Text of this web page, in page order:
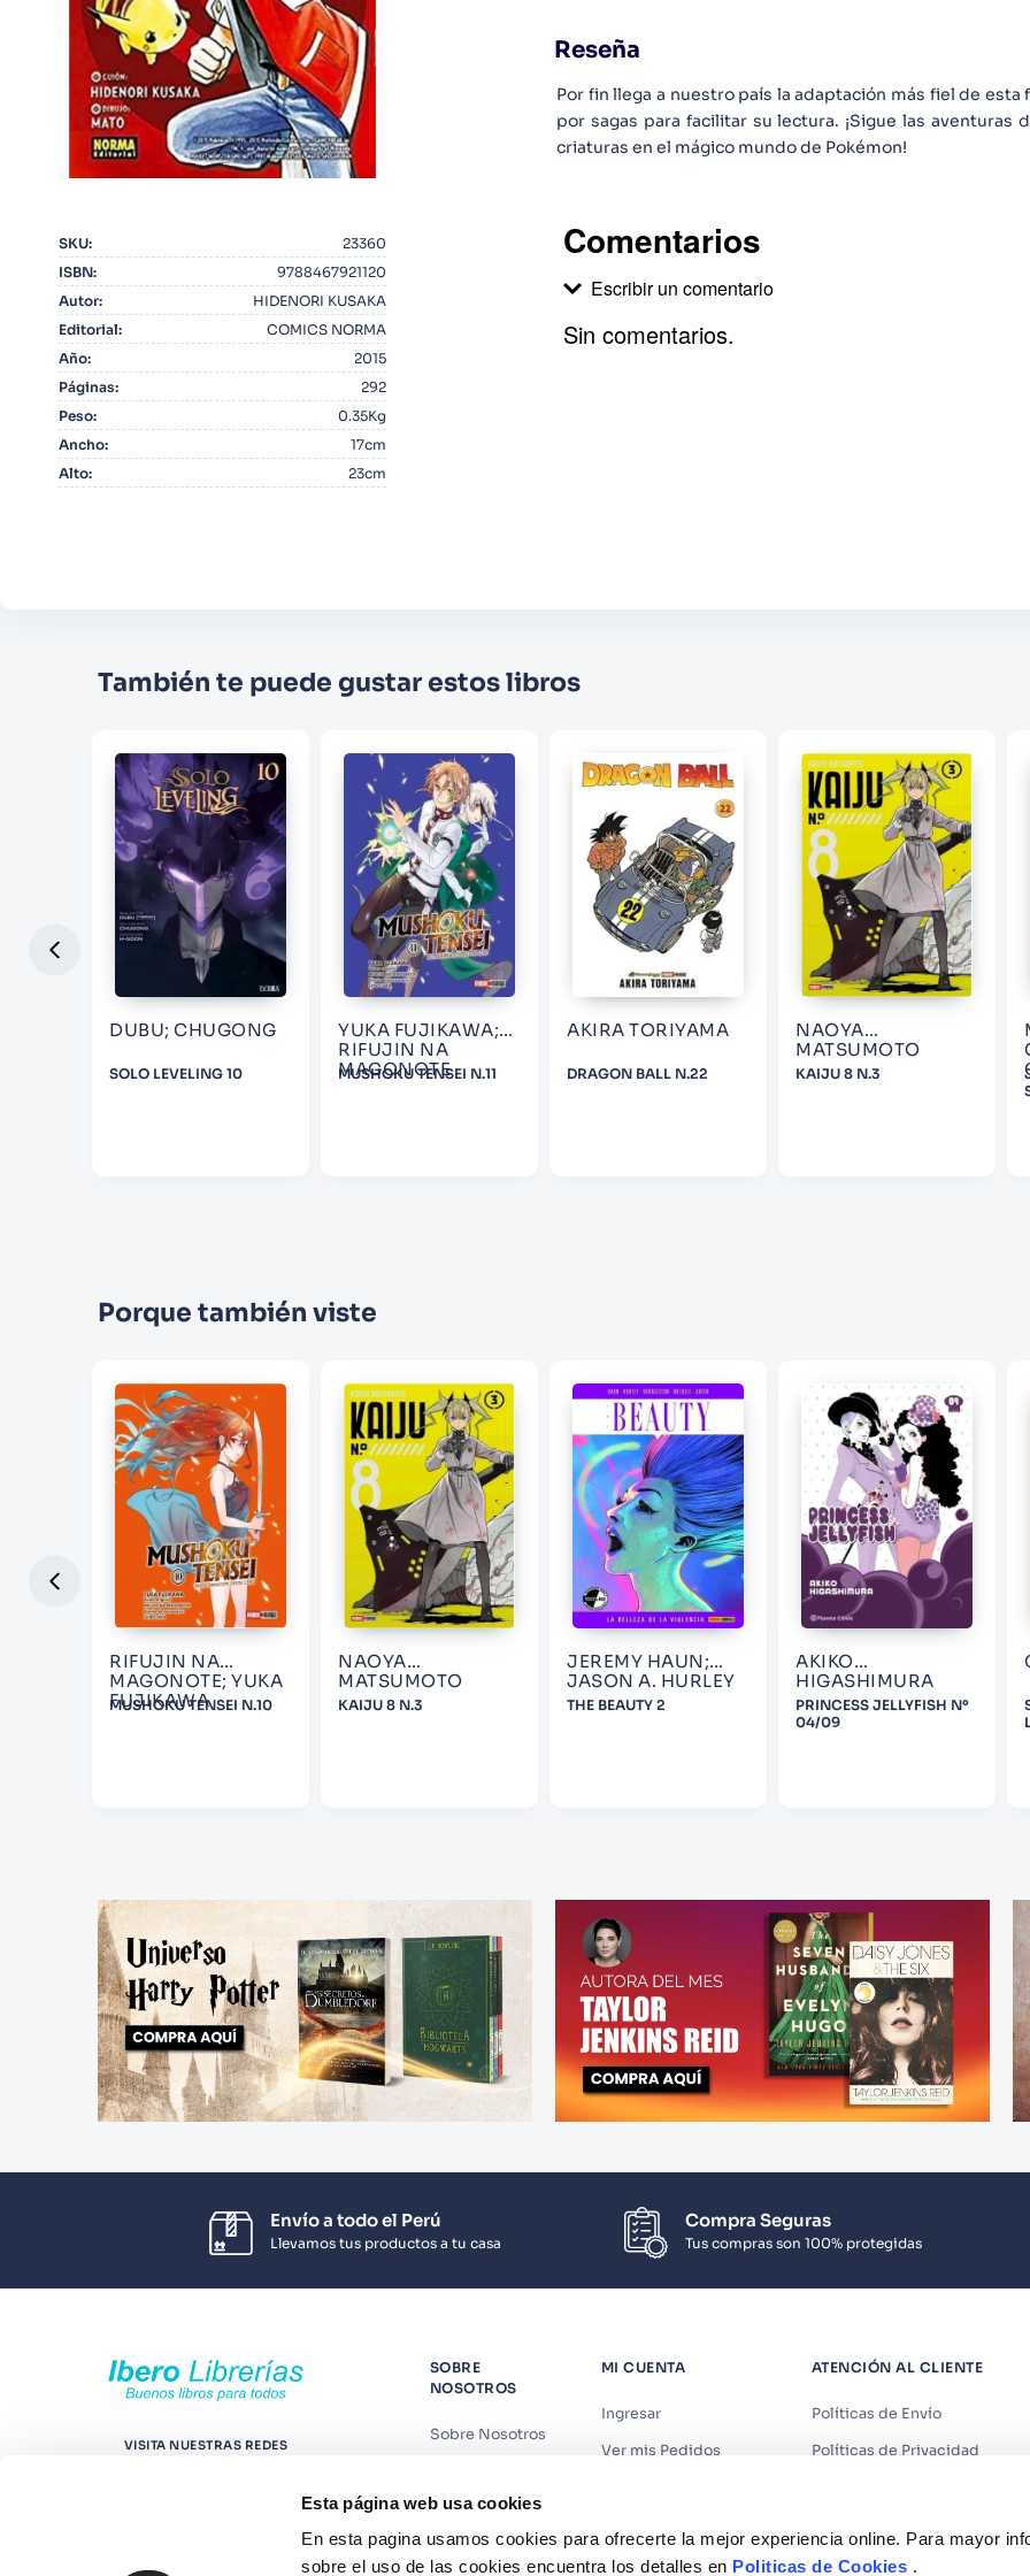
Esta página web usa cookies
En esta pagina usamos cookies para ofrecerte la mejor experiencia online. Para mayor
sobre el uso de las cookies encuentra los detalles en Politicas de Cookies .
SKU:
23360
ISBN:
9788467921120
Autor:
HIDENORI KUSAKA
Editorial:
COMICS NORMA
Año:
2015
Páginas:
292
Peso:
0.35Kg
Ancho:
17cm
Alto: 23cm
Reseña
Por fin llega a nuestro país la adaptación más fiel de
por sagas para facilitar su lectura. ¡Sigue las aventuras
criaturas en el mágico mundo de Pokémon!
Comentarios
Escribir un comentario
Escribir comentario
ENVIAR COMENTARIO
Sin comentarios.
También te puede gustar estos libros
DUBU; CHUGONG
SOLO LEVELING 10
YUKA FUJIKAWA;
RIFUJIN NA
MAGONOTE
MUSHOKU TENSEI N.11
AKIRA TORIYAMA
DRAGON BALL N.22
NAOYA
MATSUMOTO
KAIJU 8 N.3
Porque también viste
RIFUJIN NA
MAGONOTE; YUKA
FUJIKAWA
MUSHOKU TENSEI N.10
NAOYA
MATSUMOTO
KAIJU 8 N.3
JEREMY HAUN;
JASON A. HURLEY
THE BEAUTY 2
AKIKO
HIGASHIMURA
PRINCESS JELLYFISH Nº
04/09
Envío a todo el Perú
Llevamos tus productos a tu casa
Compra Seguras
Tus compras son 100% protegidas
VISITA NUESTRAS REDES
SOBRE
NOSOTROS
Sobre Nosotros
Contáctanos
Suscríbete
MI CUENTA
Ingresar
Ver mis Pedidos
Recuperar Contraseña
ATENCIÓN AL CLIENTE
Políticas de Envío
Políticas de Privacidad
Términos y Condiciones